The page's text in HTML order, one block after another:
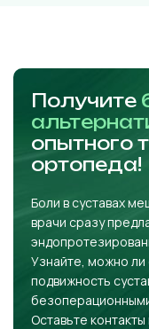
Получите
опытного
ортопеда!
Боли в суставах
врачи сразу
Узнайте, можно ли
подвижность
Оставьте